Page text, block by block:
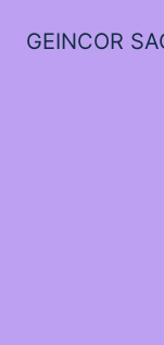
GEINCOR